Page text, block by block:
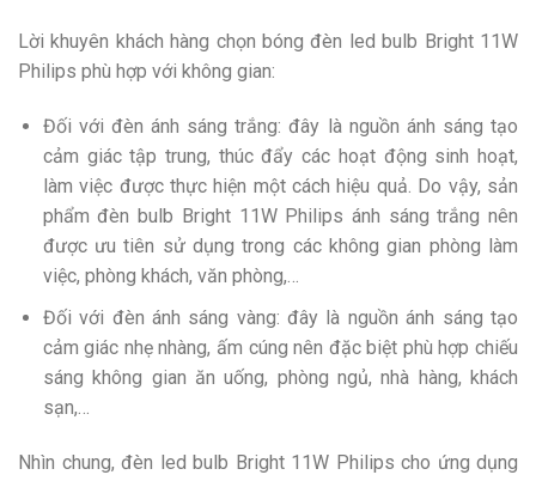
Lời khuyên khách hàng chọn bóngđèn led bulb Bright 11W
Philips phù hợp với không gian:
Đối với đèn ánh sáng trắng: đây là nguồn ánh sáng tạo
cảm giác tập trung, thúc đẩy các hoạt động sinh hoạt,
làm việc được thực hiện một cách hiệu quả. Do vậy, sản
phẩm đèn bulb Bright 11W Philips ánh sáng trắng nên
được ưu tiên sử dụng trong các không gian phòng làm
việc, phòng khách, văn phòng,…
Đối với đèn ánh sáng vàng: đây là nguồn ánh sáng tạo
cảm giác nhẹ nhàng, ấm cúng nên đặc biệt phù hợp chiếu
sáng không gian ăn uống, phòng ngủ, nhà hàng, khách
sạn,…
Nhìn chung, đèn led bulb Bright 11W Philips cho ứng dụng